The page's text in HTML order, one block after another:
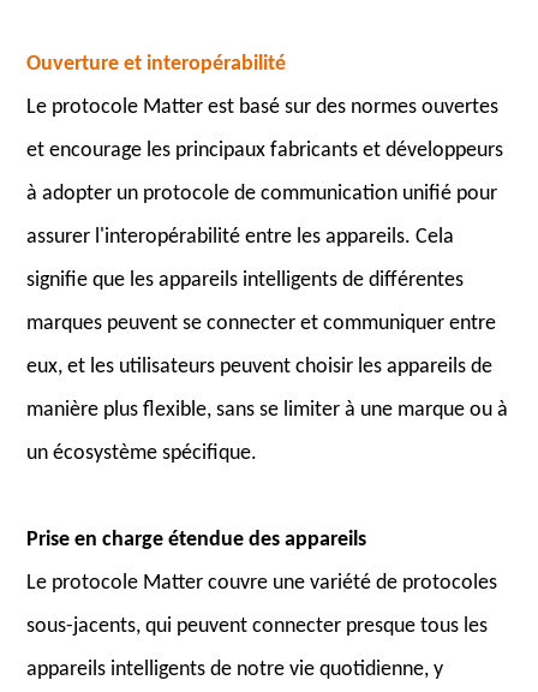
Ouverture et interopérabilité
Le protocole Matter est basé sur des normes ouvertes
et encourage les principaux fabricants et développeurs
à adopter un protocole de communication unifié pour
assurer l'interopérabilité entre les appareils. Cela
signifie que les appareils intelligents de différentes
marques peuvent se connecter et communiquer entre
eux, et les utilisateurs peuvent choisir les appareils de
manière plus flexible, sans se limiter à une marque ou à
un écosystème spécifique.
Prise en charge étendue des appareils
Le protocole Matter couvre une variété de protocoles
sous-jacents, qui peuvent connecter presque tous les
appareils intelligents de notre vie quotidienne, y